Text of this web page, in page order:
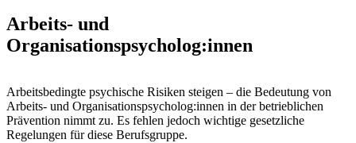
Arbeits- und
Organisationspsycholog:innen
Arbeitsbedingte psychische Risiken steigen – die Bedeutung von
Arbeits- und Organisationspsycholog:innen in der betrieblichen
Prävention nimmt zu. Es fehlen jedoch wichtige gesetzliche
Regelungen für diese Berufsgruppe.